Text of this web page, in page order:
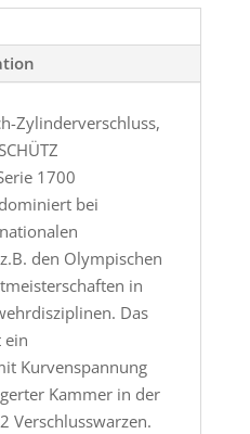
Zylinderverschluss,
1700
bei
den Olympischen
in
Das
ein
Kurvenspannung
Kammer in der
Verschlusswarzen.